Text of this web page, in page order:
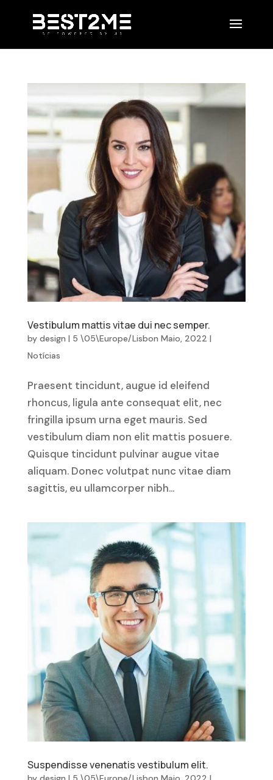
Vestibulum mattis vitae dui nec semper.
by design | 5 \05\Europe/Lisbon Maio, 2022 |
Notícias
Praesent tincidunt, augue id eleifend
rhoncus, ligula ante consequat elit, nec
fringilla ipsum urna eget mauris. Sed
vestibulum diam non elit mattis posuere.
Quisque tincidunt pulvinar augue vitae
aliquam. Donec volutpat nunc vitae diam
sagittis, eu ullamcorper nibh...
Suspendisse venenatis vestibulum elit.